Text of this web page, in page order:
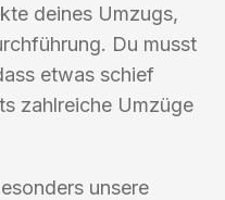
deines Umzugs,
Du musst
etwas schief
zahlreiche Umzüge
unsere